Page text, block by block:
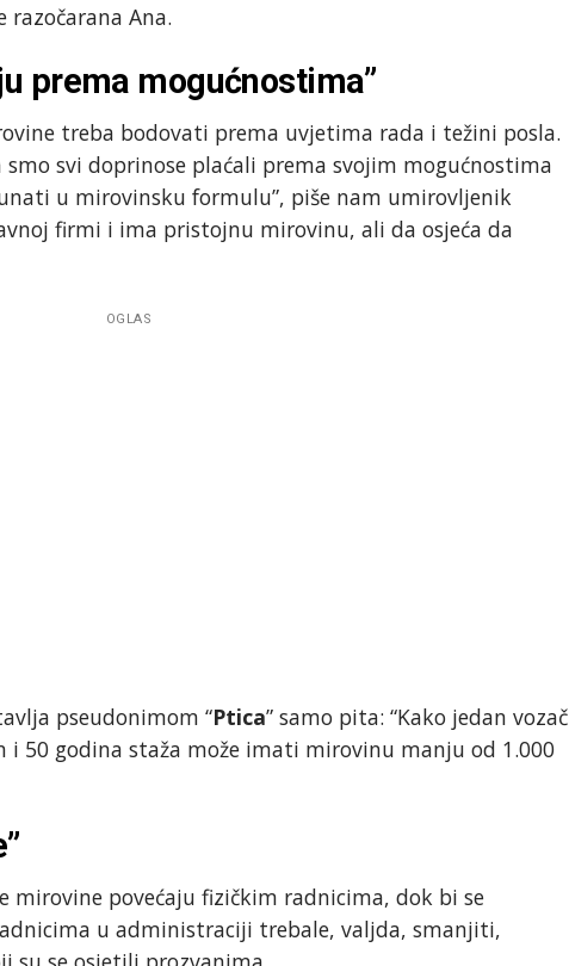
Ana.
prema mogućnostima”
treba bodovati prema uvjetima rada i težini posla.
smo svi doprinose plaćali prema svojim mogućnostima
u mirovinsku formulu”, piše nam umirovljenik
firmi i ima pristojnu mirovinu, ali da osjeća da
OGLAS
pseudonimom “Ptica” samo pita: “Kako jedan vozač
i 50 godina staža može imati mirovinu manju od 1.000
mirovine povećaju fizičkim radnicima, dok bi se
u administraciji trebale, valjda, smanjiti,